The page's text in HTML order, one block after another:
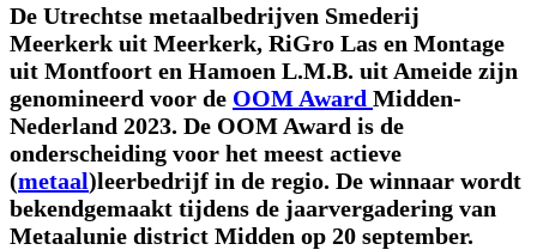
De Utrechtse metaalbedrijven Smederij
Meerkerk uit Meerkerk, RiGro Las en Montage
uit Montfoort en Hamoen L.M.B. uit Ameide zijn
genomineerd voor de OOM Award Midden-
Nederland 2023. De OOM Award is de
onderscheiding voor het meest actieve
(metaal)leerbedrijf in de regio. De winnaar wordt
bekendgemaakt tijdens de jaarvergadering van
Metaalunie district Midden op 20 september.